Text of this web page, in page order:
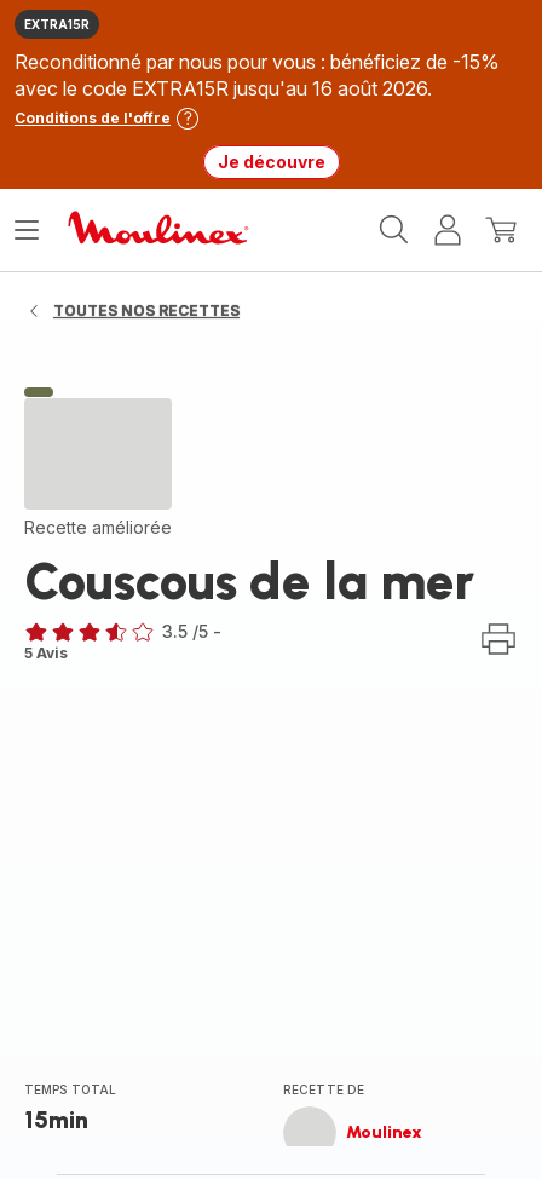
EXTRA15R
Reconditionné par nous pour vous : bénéficiez de -15%
avec le code EXTRA15R jusqu'au 16 août 2026.
Conditions de l'offre
Je découvre
MonMon
Ouvrir
TOUTES NOS RECETTES
Recette améliorée
Couscous de la mer
ratings.3.5
3.5 /5 -
5 Avis
TEMPS TOTAL
15min
RECETTE DE
Moulinex